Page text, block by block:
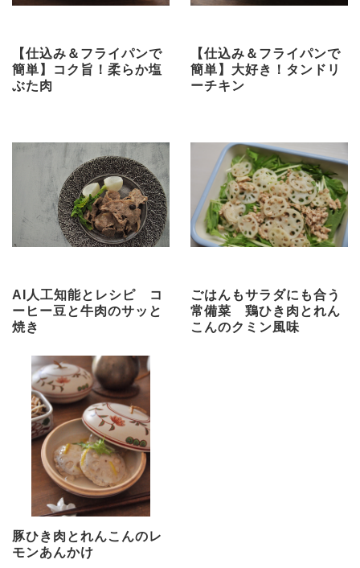
【仕込み＆フライパンで
簡単】コク旨！柔らか塩
ぶた肉
【仕込み＆フライパンで
簡単】大好き！タンドリ
ーチキン
AI人工知能とレシピ コ
ーヒー豆と牛肉のサッと
焼き
ごはんもサラダにも合う
常備菜 鶏ひき肉とれん
こんのクミン風味
豚ひき肉とれんこんのレ
モンあんかけ